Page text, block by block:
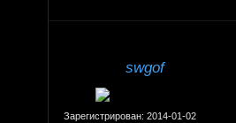
swgof
Зарегистрирован: 2014-01-02